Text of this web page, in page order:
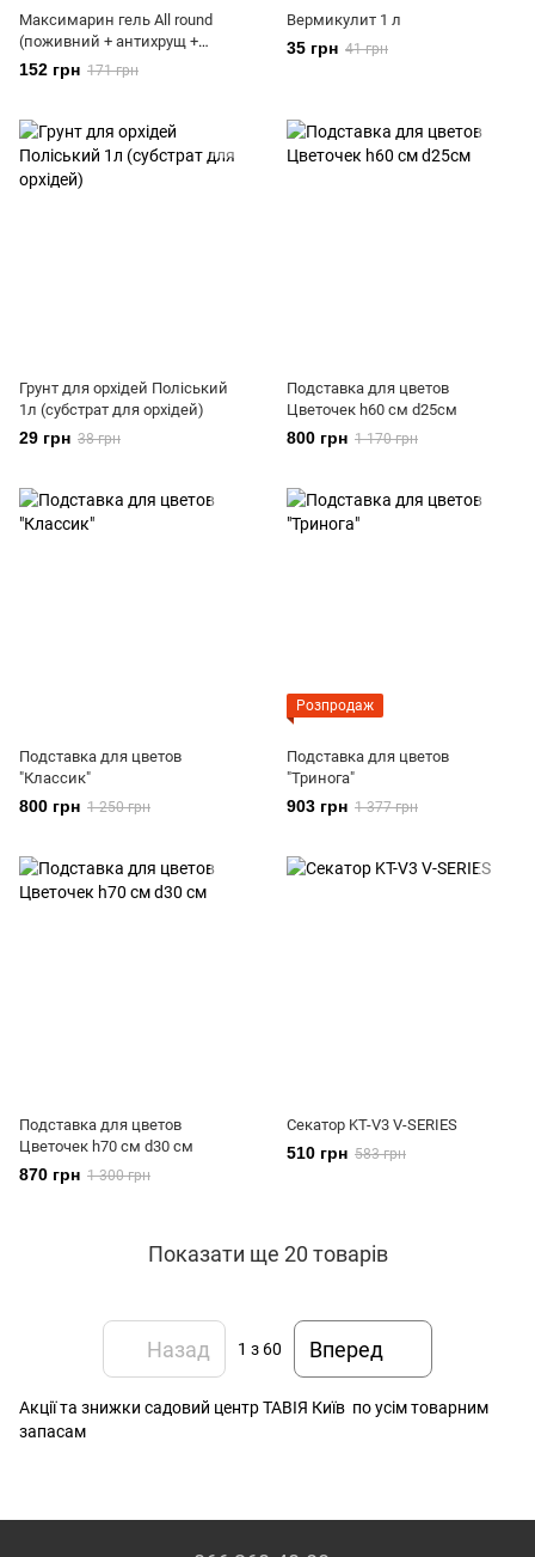
Максимарин гель All round
(поживний + антихрущ +
укорінювач) 1л
152 грн 171 грн
Вермикулит 1 л
35 грн 41 грн
Грунт для орхідей Поліський
1л (субстрат для орхідей)
29 грн 38 грн
Подставка для цветов
Цветочек h60 см d25см
800 грн 1 170 грн
Подставка для цветов
"Классик"
800 грн 1 250 грн
Розпродаж
Подставка для цветов
"Тринога"
903 грн 1 377 грн
Подставка для цветов
Цветочек h70 см d30 см
870 грн 1 300 грн
Секатор KT-V3 V-SERIES
510 грн 583 грн
Показати ще 20 товарів
Назад 1 з 60 Вперед
Акції та знижки садовий центр ТАВІЯ Київ по усім товарним
запасам